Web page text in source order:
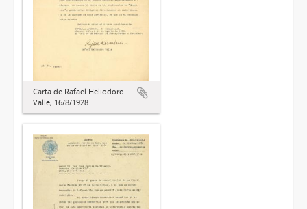
Carta de Rafael Heliodoro
Valle, 16/8/1928